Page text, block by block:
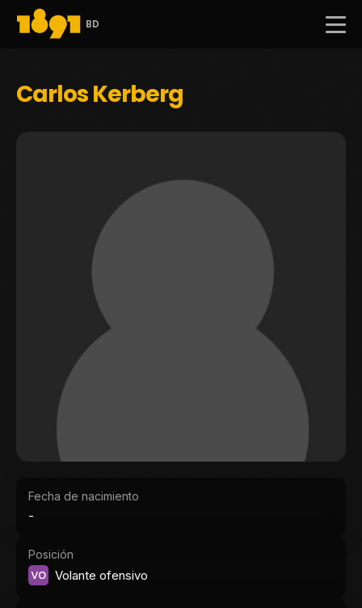
BD
Carlos Kerberg
Fecha de nacimiento
-
Posición
VO Volante ofensivo